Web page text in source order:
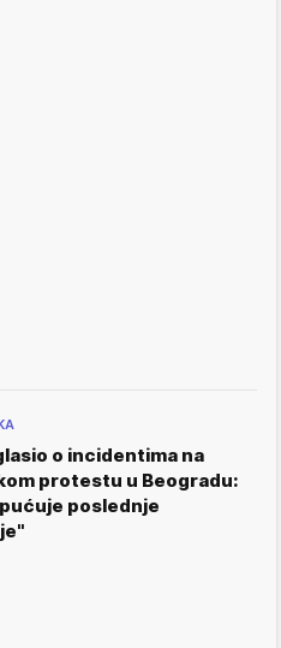
o incidentima na
protestu u Beogradu:
poslednje